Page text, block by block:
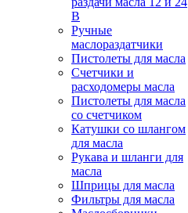
В
Ручные
маслораздатчики
Пистолеты для масла
Счетчики и
расходомеры масла
Пистолеты для масла
со счетчиком
Катушки со шлангом
для масла
Рукава и шланги для
масла
Шприцы для масла
Фильтры для масла